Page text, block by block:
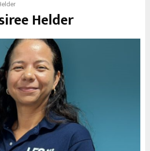
Helder